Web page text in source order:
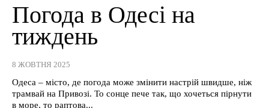
Погода в Одесі на
тиждень
8 ЖОВТНЯ 2025
Одеса – місто, де погода може змінити настрій швидше, ніж
трамвай на Привозі. То сонце пече так, що хочеться пірнути
в море, то раптова...